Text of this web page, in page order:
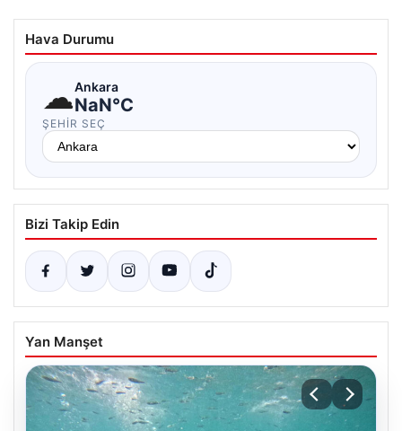
Hava Durumu
☁Ankara
NaN°C
ŞEHIR SEÇ
Bizi Takip Edin
Yan Manşet